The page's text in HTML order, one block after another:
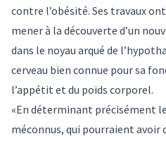
contre l’obésité. Ses travaux
mener à la découverte d’un
dans le noyau arqué de
cerveau bien connue pour sa
l’appétit et du poids corporel.
«En déterminant précisément
méconnus, qui pourraient